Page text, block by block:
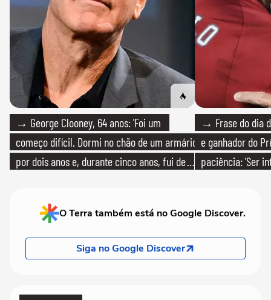
→ George Clooney, 64 anos: 'Foi um
começo difícil. Dormi no chão de um armário
por dois anos e, durante cinco anos, fui de
→ Frase do dia
e ganhador do
paciência: 'Ser
O Terra também está no Google Discover.
Siga no Google Discover